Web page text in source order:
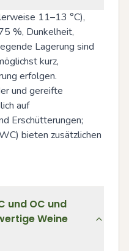
11–13 °C),
%, Dunkelheit,
Lagerung sind
kurz,
erfolgen.
und gereifte
auf
Erschütterungen;
bieten zusätzlichen
und OC und
Weine